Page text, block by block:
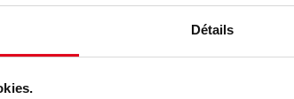
Détails